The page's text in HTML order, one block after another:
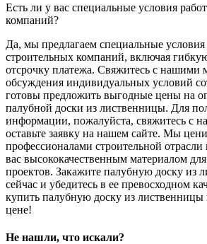
Есть ли у вас специальные условия
компаний?
Да, мы предлагаем специальные
строительных компаний, включая
отсрочку платежа. Свяжитесь с нашими
обсуждения индивидуальных условий
готовы предложить выгодные цены на
палубной доски из лиственницы. Для
информации, пожалуйста, свяжитесь с
оставьте заявку на нашем сайте. Мы
профессионалами строительной отрасли
вас высококачественным материалом
проектов. Закажите палубную доску из
сейчас и убедитесь в ее превосходном
купить палубную доску из
цене!
Не нашли, что искали?